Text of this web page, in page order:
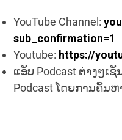
YouTube Channel:
sub_confirmation=1
Youtube: https://
ແອັບ Podcast ຕ່າງໆເຊັ່
Podcast ໂດຍການຄົ້ນຫ